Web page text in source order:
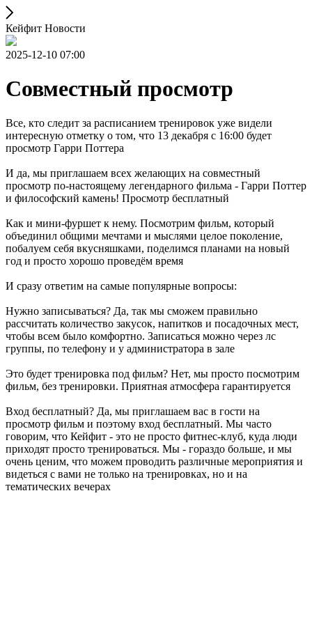
Кейфит Новости
2025-12-10 07:00
Совместный просмотр
Все, кто следит за расписанием тренировок уже видели
интересную отметку о том, что 13 декабря с 16:00 будет
просмотр Гарри Поттера
И да, мы приглашаем всех желающих на совместный
просмотр по-настоящему легендарного фильма - Гарри Поттер
и философский камень! Просмотр бесплатный
Как и мини-фуршет к нему. Посмотрим фильм, который
объединил общими мечтами и мыслями целое поколение,
побалуем себя вкусняшками, поделимся планами на новый
год и просто хорошо проведём время
И сразу ответим на самые популярные вопросы:
Нужно записываться? Да, так мы сможем правильно
рассчитать количество закусок, напитков и посадочных мест,
чтобы всем было комфортно. Записаться можно через лс
группы, по телефону и у администратора в зале
Это будет тренировка под фильм? Нет, мы просто посмотрим
фильм, без тренировки. Приятная атмосфера гарантируется
Вход бесплатный? Да, мы приглашаем вас в гости на
просмотр фильм и поэтому вход бесплатный. Мы часто
говорим, что Кейфит - это не просто фитнес-клуб, куда люди
приходят просто тренироваться. Мы - гораздо больше, и мы
очень ценим, что можем проводить различные мероприятия и
видеться с вами не только на тренировках, но и на
тематических вечерах